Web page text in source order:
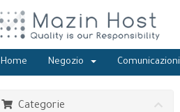
Home Negozio Comunicazioni
Categorie